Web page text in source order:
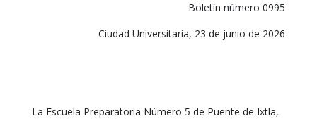
Boletín número 0995
Ciudad Universitaria, 23 de junio de 2026
La Escuela Preparatoria Número 5 de Puente de Ixtla,